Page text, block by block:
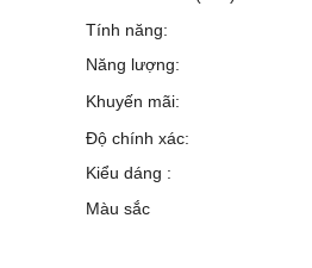
Tính năng:
Năng lượng:
Khuyến mãi:
Độ chính xác:
Kiểu dáng :
Màu sắc